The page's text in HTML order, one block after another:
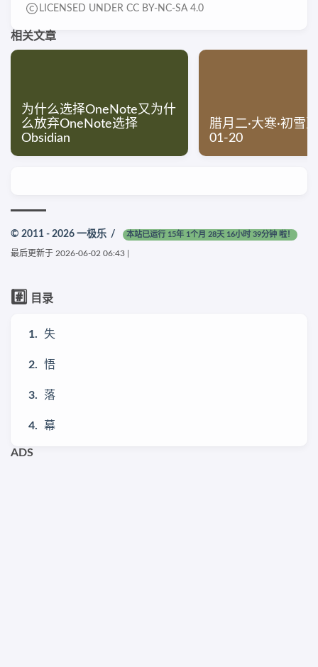
#️⃣ 目录
失
悟
落
幕
ADS
LICENSED UNDER CC BY-NC-SA 4.0
相关文章
为什么选择OneNote又为什
么放弃OneNote选择
Obsidian
腊月二·大寒·初雪
01-20
© 2011 - 2026 一极乐 / 本站已运行 15年 1个月 28天 16小时 39分钟 啦！
最后更新于 2026-06-02 06:43